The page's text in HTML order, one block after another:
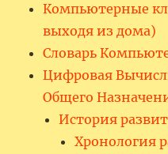
Компьютерные
выходя из дома)
Словарь
Цифровая
Общего
История
Хронология